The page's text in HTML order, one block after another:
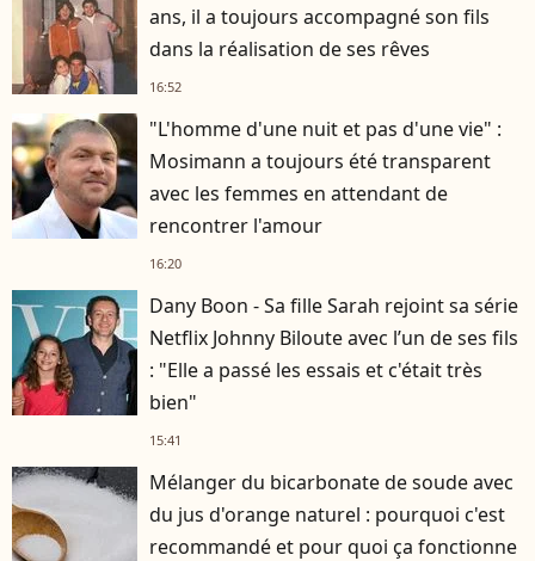
ans, il a toujours accompagné son fils
dans la réalisation de ses rêves
16:52
"L'homme d'une nuit et pas d'une vie" :
Mosimann a toujours été transparent
avec les femmes en attendant de
rencontrer l'amour
16:20
Dany Boon - Sa fille Sarah rejoint sa série
Netflix Johnny Biloute avec l’un de ses fils
: "Elle a passé les essais et c'était très
bien"
15:41
Mélanger du bicarbonate de soude avec
du jus d'orange naturel : pourquoi c'est
recommandé et pour quoi ça fonctionne